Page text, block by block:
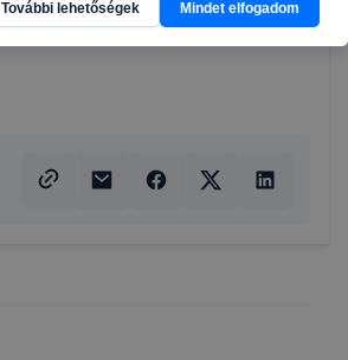
További lehetőségek Mindet elfogadom